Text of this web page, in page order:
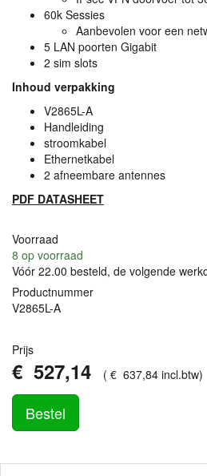
60k Sessies
Aanbevolen voor een
5 LAN poorten Gigabit
2 sim slots
Inhoud verpakking
V2865L-A
Handleiding
stroomkabel
Ethernetkabel
2 afneembare antennes
PDF DATASHEET
Voorraad
8 op voorraad
Vóór 22.00 besteld, de volgende
Productnummer
V2865L-A
Prijs
€ 527,14 ( € 637,84 incl.btw)
Bestel